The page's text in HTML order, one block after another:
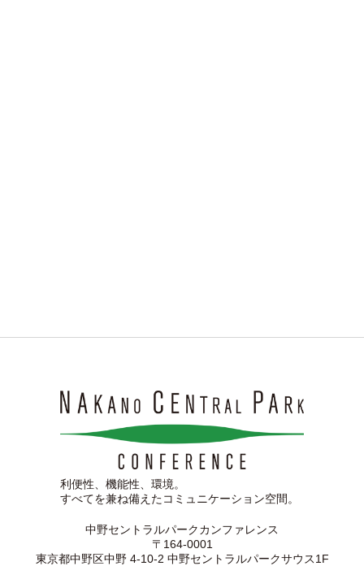
利便性、機能性、環境。
すべてを兼ね備えたコミュニケーション空間。
中野セントラルパークカンファレンス
〒164-0001
東京都中野区中野 4-10-2 中野セントラルパークサウス1F